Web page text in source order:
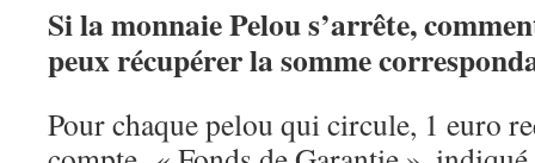
Si la monnaie Pelou s’arrête,
peux récupérer la somme
Pour chaque pelou qui circule, 1 euro